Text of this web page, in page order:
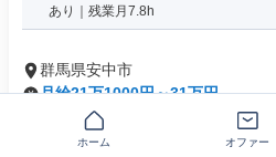
あり｜残業月7.8h
群馬県安中市
月給21万1000円～31万円
限定可） 職種・業種...
交通費支給ホーム オファー